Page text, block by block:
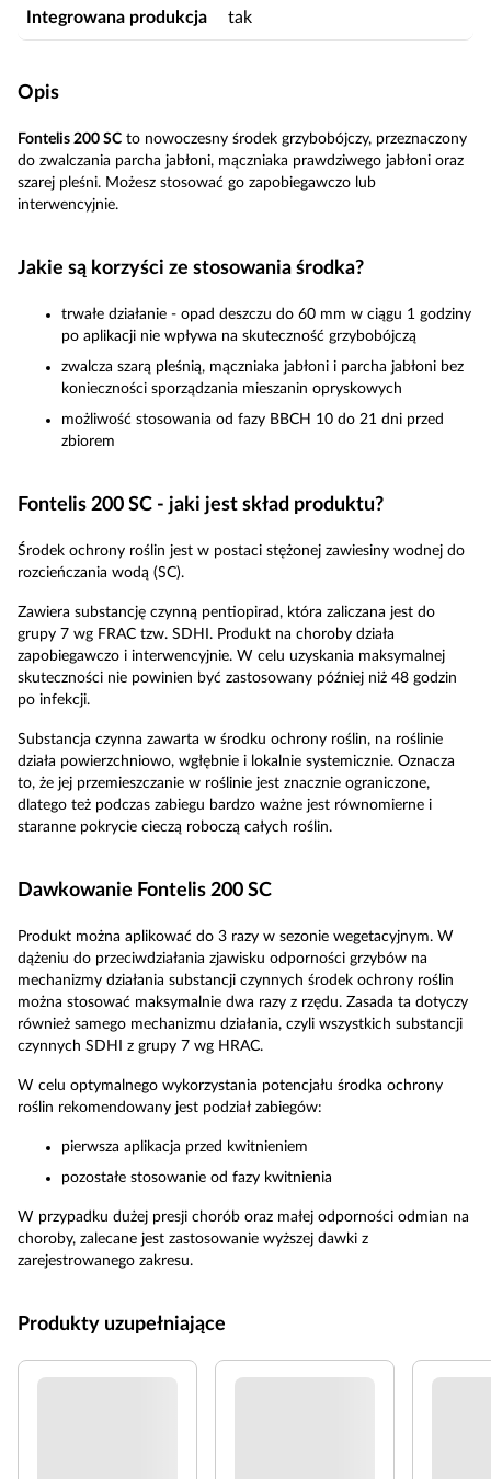
Integrowana produkcja tak
Opis
Fontelis 200 SC to nowoczesny środek grzybobójczy, przeznaczony
do zwalczania parcha jabłoni, mączniaka prawdziwego jabłoni oraz
szarej pleśni. Możesz stosować go zapobiegawczo lub
interwencyjnie.
Jakie są korzyści ze stosowania środka?
trwałe działanie - opad deszczu do 60 mm w ciągu 1 godziny
po aplikacji nie wpływa na skuteczność grzybobójczą
zwalcza szarą pleśnią, mączniaka jabłoni i parcha jabłoni bez
konieczności sporządzania mieszanin opryskowych
możliwość stosowania od fazy BBCH 10 do 21 dni przed
zbiorem
Fontelis 200 SC - jaki jest skład produktu?
Środek ochrony roślin jest w postaci stężonej zawiesiny wodnej do
rozcieńczania wodą (SC).
Zawiera substancję czynną pentiopirad, która zaliczana jest do
grupy 7 wg FRAC tzw. SDHI. Produkt na choroby działa
zapobiegawczo i interwencyjnie. W celu uzyskania maksymalnej
skuteczności nie powinien być zastosowany później niż 48 godzin
po infekcji.
Substancja czynna zawarta w środku ochrony roślin, na roślinie
działa powierzchniowo, wgłębnie i lokalnie systemicznie. Oznacza
to, że jej przemieszczanie w roślinie jest znacznie ograniczone,
dlatego też podczas zabiegu bardzo ważne jest równomierne i
staranne pokrycie cieczą roboczą całych roślin.
Dawkowanie Fontelis 200 SC
Produkt można aplikować do 3 razy w sezonie wegetacyjnym. W
dążeniu do przeciwdziałania zjawisku odporności grzybów na
mechanizmy działania substancji czynnych środek ochrony roślin
można stosować maksymalnie dwa razy z rzędu. Zasada ta dotyczy
również samego mechanizmu działania, czyli wszystkich substancji
czynnych SDHI z grupy 7 wg HRAC.
W celu optymalnego wykorzystania potencjału środka ochrony
roślin rekomendowany jest podział zabiegów:
pierwsza aplikacja przed kwitnieniem
pozostałe stosowanie od fazy kwitnienia
W przypadku dużej presji chorób oraz małej odporności odmian na
choroby, zalecane jest zastosowanie wyższej dawki z
zarejestrowanego zakresu.
Produkty uzupełniające